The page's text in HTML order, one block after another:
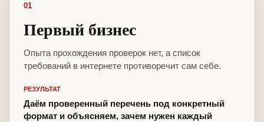
01
Первый бизнес
Опыта прохождения проверок нет, а список
требований в интернете противоречит сам себе.
РЕЗУЛЬТАТ
Даём проверенный перечень под конкретный
формат и объясняем, зачем нужен каждый